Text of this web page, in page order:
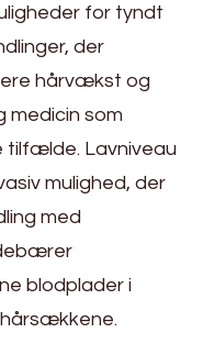
for tyndt
der
hårvækst og
medicin som
tilfælde. Lavniveau
mulighed, der
med
blodplader i